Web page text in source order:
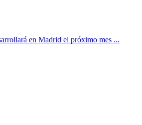
en Madrid el próximo mes ...